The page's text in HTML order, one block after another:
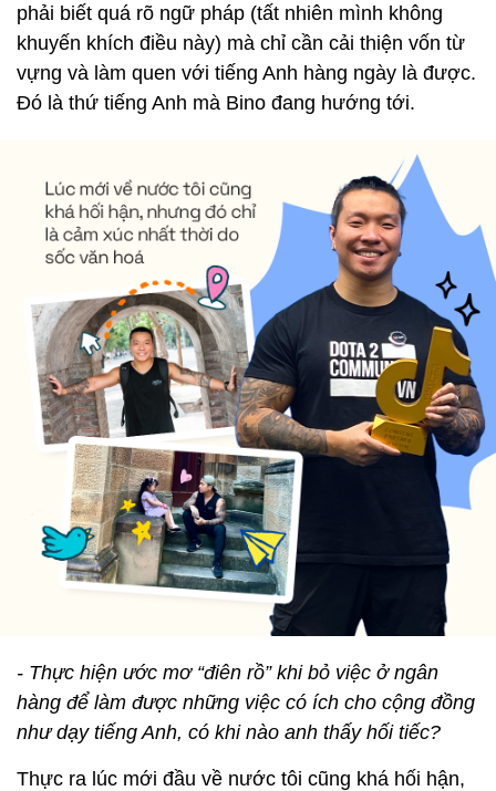
phải biết quá rõ ngữ pháp (tất nhiên mình không
khuyến khích điều này) mà chỉ cần cải thiện vốn từ
vựng và làm quen với tiếng Anh hàng ngày là được.
Đó là thứ tiếng Anh mà Bino đang hướng tới.
- Thực hiện ước mơ “điên rồ” khi bỏ việc ở ngân
hàng để làm được những việc có ích cho cộng đồng
như dạy tiếng Anh, có khi nào anh thấy hối tiếc?
Thực ra lúc mới đầu về nước tôi cũng khá hối hận,